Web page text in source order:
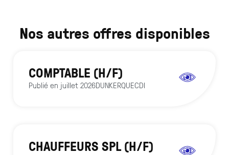
Nos autres offres disponibles
COMPTABLE (H/F)
Publié en juillet 2026DUNKERQUECDI
CHAUFFEURS SPL (H/F)